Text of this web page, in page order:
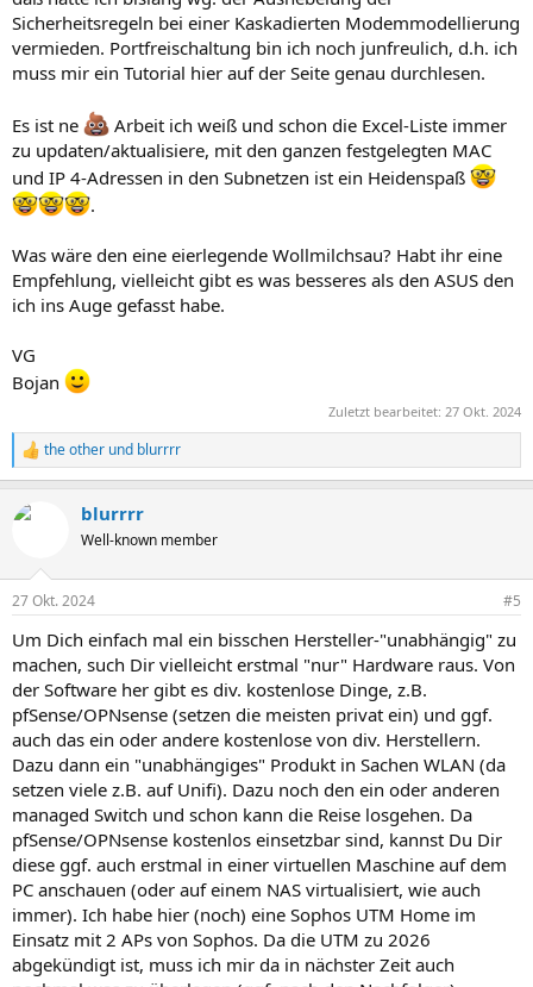
Sicherheitsregeln bei einer Kaskadierten Modemmodellierung
vermieden. Portfreischaltung bin ich noch junfreulich, d.h. ich
muss mir ein Tutorial hier auf der Seite genau durchlesen.
Es ist ne
Arbeit ich weiß und schon die Excel-Liste immer
zu updaten/aktualisiere, mit den ganzen festgelegten MAC
und IP 4-Adressen in den Subnetzen ist ein Heidenspaß
.
Was wäre den eine eierlegende Wollmilchsau? Habt ihr eine
Empfehlung, vielleicht gibt es was besseres als den ASUS den
ich ins Auge gefasst habe.
VG
Bojan
Zuletzt bearbeitet: 27 Okt. 2024
R
e
k
e
:
the other und blurrrr
blurrrr
Well-known member
27 Okt. 2024 #5
Um Dich einfach mal ein bisschen Hersteller-"unabhängig" zu
machen, such Dir vielleicht erstmal "nur" Hardware raus. Von
der Software her gibt es div. kostenlose Dinge, z.B.
pfSense/OPNsense (setzen die meisten privat ein) und ggf.
auch das ein oder andere kostenlose von div. Herstellern.
Dazu dann ein "unabhängiges" Produkt in Sachen WLAN (da
setzen viele z.B. auf Unifi). Dazu noch den ein oder anderen
managed Switch und schon kann die Reise losgehen. Da
pfSense/OPNsense kostenlos einsetzbar sind, kannst Du Dir
diese ggf. auch erstmal in einer virtuellen Maschine auf dem
PC anschauen (oder auf einem NAS virtualisiert, wie auch
immer). Ich habe hier (noch) eine Sophos UTM Home im
Einsatz mit 2 APs von Sophos. Da die UTM zu 2026
abgekündigt ist, muss ich mir da in nächster Zeit auch